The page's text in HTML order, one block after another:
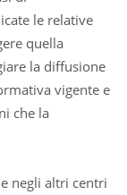
le relative
quella
la diffusione
vigente e
che la
negli altri centri